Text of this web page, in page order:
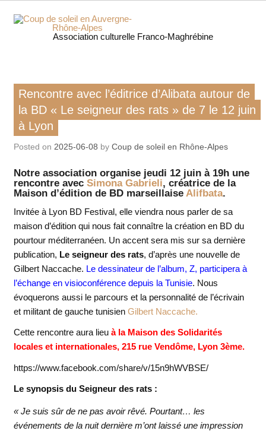
Skip
content
Coup
Association culturelle Franco-Maghrébine
Livre / BD
Rencontre avec l’éditrice d’Alibata autour de
la BD « Le seigneur des rats » de 7 le 12 juin
à Lyon
Posted on 2025-06-08 by Coup de soleil en Rhône-Alpes
Notre association organise jeudi 12 juin à 19h une
rencontre avec Simona Gabrieli, créatrice de la
Maison d’édition de BD marseillaise Alifbata.
Invitée à Lyon BD Festival, elle viendra nous parler de sa
maison d’édition qui nous fait connaître la création en BD du
pourtour méditerranéen. Un accent sera mis sur sa dernière
publication, Le seigneur des rats, d’après une nouvelle de
Gilbert Naccache. Le dessinateur de l’album, Z, participera à
l’échange en visioconférence depuis la Tunisie. Nous
évoquerons aussi le parcours et la personnalité de l’écrivain
et militant de gauche tunisien Gilbert Naccache.
Cette rencontre aura lieu à la Maison des Solidarités
locales et internationales, 215 rue Vendôme, Lyon 3ème.
https://www.facebook.com/share/v/15n9hWVBSE/
Le synopsis du Seigneur des rats :
« Je suis sûr de ne pas avoir rêvé. Pourtant… les
événements de la nuit dernière m’ont laissé une impression